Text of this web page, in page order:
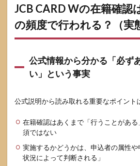
専業主
夫）・
ンスの
の延
多重
申込
な
ど、
在籍
JCB CARD Wの在籍確認
の頻度で行われる？（実
公式情報から分かる「必ず
い」という事実
公式説明から読み取れる重要なポイント
在籍確認はあくまで「行うことがあ
須ではない
実施するかどうかは、申込者の属性
状況によって判断される」